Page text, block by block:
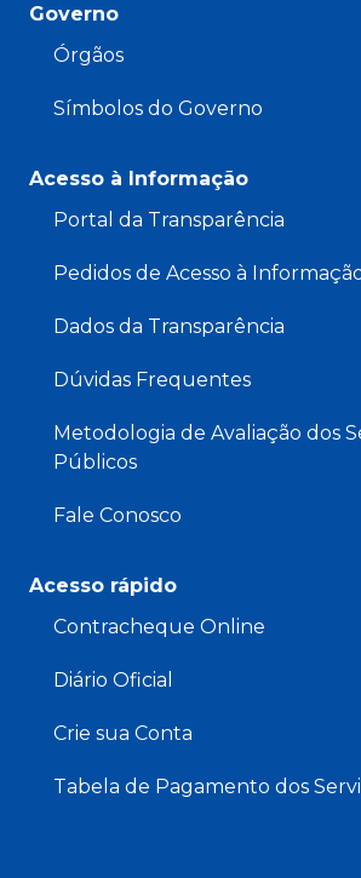
Governo
Órgãos
Símbolos do Governo
Acesso à Informação
Portal da Transparência
Pedidos de Acesso à
Dados da Transparência
Dúvidas Frequentes
Metodologia de Avaliação dos
Públicos
Fale Conosco
Acesso rápido
Contracheque Online
Diário Oficial
Crie sua Conta
Tabela de Pagamento dos